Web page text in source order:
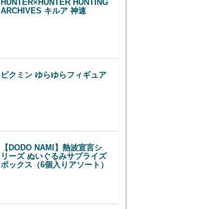
HUNTER×HUNTER HUNTING
ARCHIVES キルア 神速
ピクミン ゆらゆらフィギュア
【DODO NAMI】熱波宣言シ
リーズ ぬいぐるみサプライズ
ボックス（6個入りアソート）